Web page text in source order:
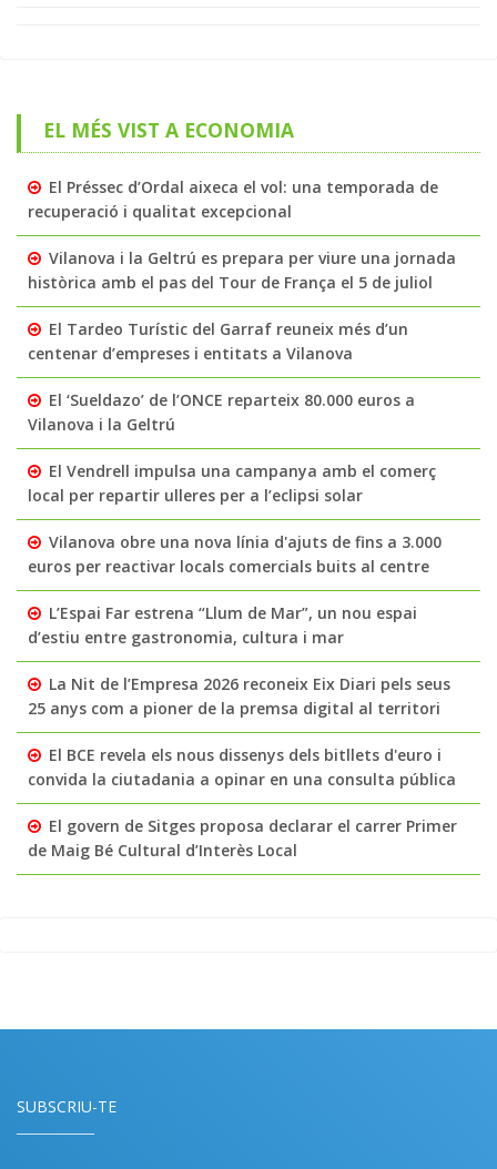
EL MÉS VIST A ECONOMIA
El Préssec d’Ordal aixeca el vol: una temporada de
recuperació i qualitat excepcional
Vilanova i la Geltrú es prepara per viure una jornada
històrica amb el pas del Tour de França el 5 de juliol
El Tardeo Turístic del Garraf reuneix més d’un
centenar d’empreses i entitats a Vilanova
El ‘Sueldazo’ de l’ONCE reparteix 80.000 euros a
Vilanova i la Geltrú
El Vendrell impulsa una campanya amb el comerç
local per repartir ulleres per a l’eclipsi solar
Vilanova obre una nova línia d'ajuts de fins a 3.000
euros per reactivar locals comercials buits al centre
L’Espai Far estrena “Llum de Mar”, un nou espai
d’estiu entre gastronomia, cultura i mar
La Nit de l’Empresa 2026 reconeix Eix Diari pels seus
25 anys com a pioner de la premsa digital al territori
El BCE revela els nous dissenys dels bitllets d'euro i
convida la ciutadania a opinar en una consulta pública
El govern de Sitges proposa declarar el carrer Primer
de Maig Bé Cultural d’Interès Local
SUBSCRIU-TE